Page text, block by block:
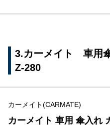
3.カーメイト 車用
Z-280
カーメイト(CARMATE)
カーメイト 車用 傘入れ